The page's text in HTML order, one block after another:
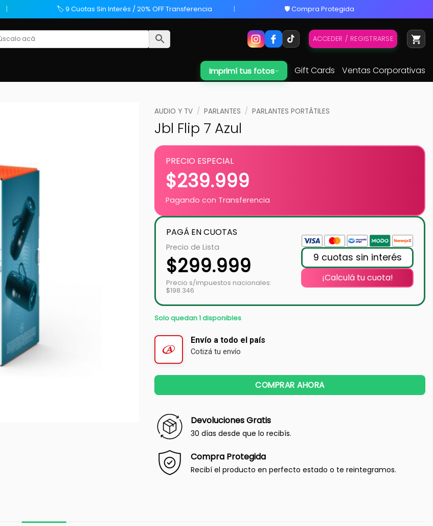
🏷️ 9 Cuotas Sin Interés / 20% OFF Transferencia 🛡️ Compra Protegida
ACCEDER / REGISTRARSE
Imprimí tus fotos Gift Cards Ventas Corporativas
AUDIO Y TV / PARLANTES / PARLANTES PORTÁTILES
Jbl Flip 7 Azul
PRECIO ESPECIAL
$239.999
Pagando con Transferencia
PAGÁ EN CUOTAS
Precio de Lista
$299.999
Precio s/impuestos nacionales:
$198.346
9 cuotas sin interés
¡Calculá tu cuota!
Solo quedan 1 disponibles
Envío a todo el país
Cotizá tu envío
COMPRAR AHORA
Devoluciones Gratis
30 días desde que lo recibís.
Compra Protegida
Recibí el producto en perfecto estado o te reintegramos.